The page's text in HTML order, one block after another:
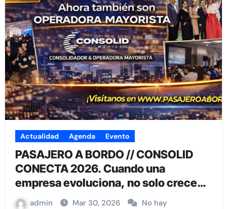
Actualidad Agenda Evento
PASAJERO A BORDO // CONSOLID
CONECTA 2026. Cuando una
empresa evoluciona, no solo crece…
lidera.
admin Mar 30, 2026
No hay